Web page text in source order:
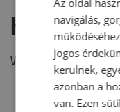
Vélemény írásához,
Az oldal
navigálás,
jogos
kerülnek,
azonban a
van. Ezen